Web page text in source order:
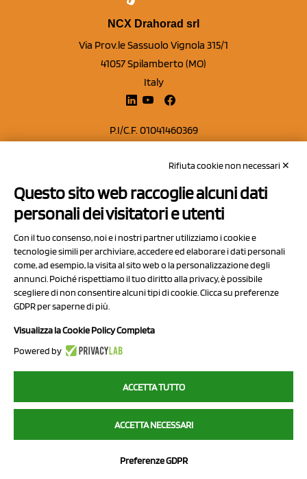
NCX Drahorad srl
Via Prov.le Sassuolo Vignola 315/1
41057 Spilamberto (MO)
Italy
P.I/C.F. 01041460369
Capitale sociale Euro 50.000,00 i.v.
Contatti
Privacy Policy
Cookie Policy
Chi Siamo
2023 NCX Drahorad srl - All rights reserved
myfruit.it è parte del network diNCX DRAHORAD
NCX Drahorad - Via Provinciale Vignola-Sassuolo 315/1 - 41057
Rifiuta cookie non necessari ✕
Questo sito web raccoglie alcuni dati
personali dei visitatori e utenti
Con il tuo consenso, noi e i nostri partner utilizziamo i cookie e
tecnologie simili per archiviare, accedere ed elaborare i dati personali
come, ad esempio, la visita al sito web o la personalizzazione degli
annunci. Poiché rispettiamo il tuo diritto alla privacy, è possibile
scegliere di non consentire alcuni tipi di cookie. Clicca su preferenze
GDPR per saperne di più.
Visualizza la Cookie Policy Completa
Powered by
ACCETTA TUTTO
ACCETTA NECESSARI
Preferenze GDPR